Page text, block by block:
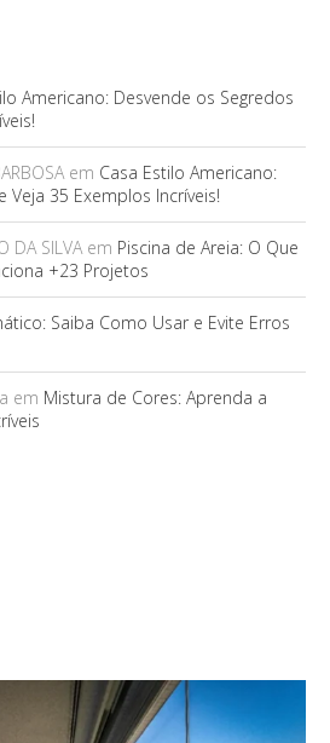
Americano: Desvende os Segredos
em Casa Estilo Americano:
Veja 35 Exemplos Incríveis!
DA SILVAem Piscina de Areia: O Que
+23 Projetos
Saiba Como Usar e Evite Erros
em Mistura de Cores: Aprenda a